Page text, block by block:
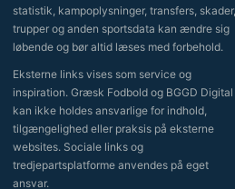
statistik, kampoplysninger, transfers, skader,
trupper og anden sportsdata kan ændre sig
løbende og bør altid læses med forbehold.
Eksterne links vises som service og
inspiration. Græsk Fodbold og BGGD Digital
kan ikke holdes ansvarlige for indhold,
tilgængelighed eller praksis på eksterne
websites. Sociale links og
tredjepartsplatforme anvendes på eget
ansvar.